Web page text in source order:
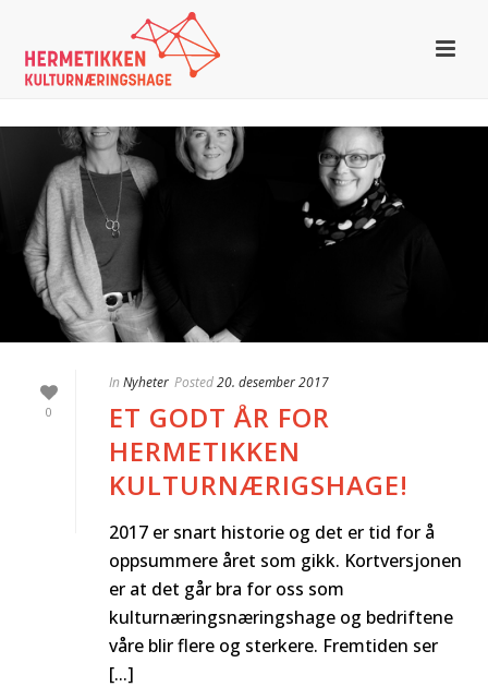
0
In Nyheter Posted20. desember 2017
ET GODT ÅR FOR
HERMETIKKEN
KULTURNÆRIGSHAGE!
2017 er snart historie og det er tid for å
oppsummere året som gikk. Kortversjonen
er at det går bra for oss som
kulturnæringsnæringshage og bedriftene
våre blir flere og sterkere. Fremtiden ser
[...]